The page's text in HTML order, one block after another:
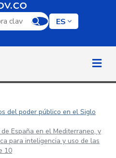
por palabra clave
ES
del poder público en el Siglo
España en el Mediterraneo, y
para inteligencia y uso de las
10